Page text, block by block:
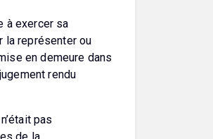
à exercer sa
la représenter ou
en demeure dans
rendu
pas